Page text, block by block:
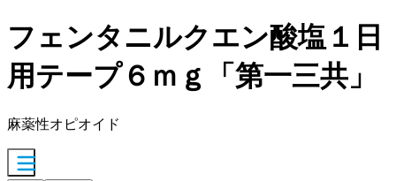
フェンタニルクエン酸塩１日
用テープ６ｍｇ「第一三共」
麻薬性オピオイド